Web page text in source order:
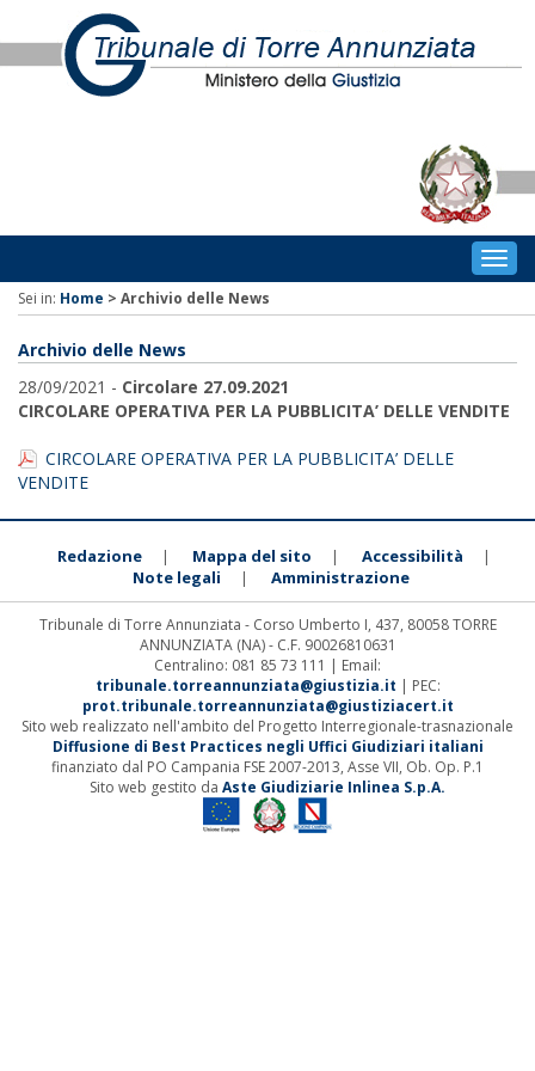
Sei in: Home > Archivio delle News
Archivio delle News
28/09/2021 - Circolare 27.09.2021
CIRCOLARE OPERATIVA PER LA PUBBLICITA’ DELLE VENDITE
CIRCOLARE OPERATIVA PER LA PUBBLICITA’ DELLE
VENDITE
Redazione | Mappa del sito | Accessibilità |
Note legali | Amministrazione
Tribunale di Torre Annunziata - Corso Umberto I, 437, 80058 TORRE
ANNUNZIATA (NA) - C.F. 90026810631
Centralino: 081 85 73 111 | Email:
tribunale.torreannunziata@giustizia.it | PEC:
prot.tribunale.torreannunziata@giustiziacert.it
Sito web realizzato nell'ambito del Progetto Interregionale-trasnazionale
Diffusione di Best Practices negli Uffici Giudiziari italiani
finanziato dal PO Campania FSE 2007-2013, Asse VII, Ob. Op. P.1
Sito web gestito da Aste Giudiziarie Inlinea S.p.A.